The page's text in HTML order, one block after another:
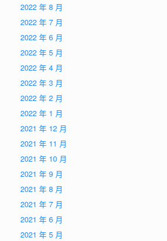
2022 年 8 月
2022 年 7 月
2022 年 6 月
2022 年 5 月
2022 年 4 月
2022 年 3 月
2022 年 2 月
2022 年 1 月
2021 年 12 月
2021 年 11 月
2021 年 10 月
2021 年 9 月
2021 年 8 月
2021 年 7 月
2021 年 6 月
2021 年 5 月